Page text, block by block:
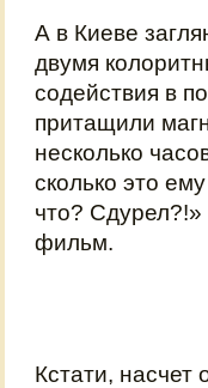
А в Киеве
двумя
содействия в
притащили
несколько
сколько это
что?
фильм.
Кстати, насчет